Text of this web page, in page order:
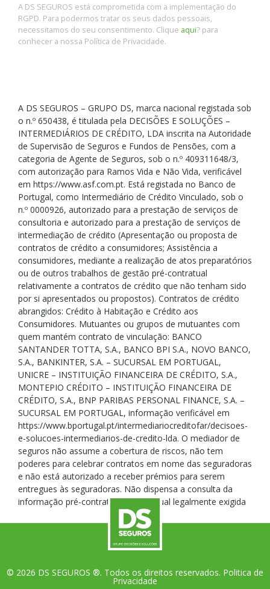
A DS SEGUROS está comprometida com a implementação do
RGPD. Para podermos tratar os seus dados pessoais,
necessitamos do seu consentimento. Clique aqui? para
conhecer a nossa Política de Privacidade.
A DS SEGUROS – GRUPO DS, marca nacional registada sob
o n.º 650438, é titulada pela DECISÕES E SOLUÇÕES –
INTERMEDIÁRIOS DE CRÉDITO, LDA inscrita na Autoridade
de Supervisão de Seguros e Fundos de Pensões, com a
categoria de Agente de Seguros, sob o n.º 409311648/3,
com autorização para Ramos Vida e Não Vida, verificável
em https://www.asf.com.pt. Está registada no Banco de
Portugal, como Intermediário de Crédito Vinculado, sob o
n.º 0000926, autorizado para a prestação de serviços de
consultoria e autorizado para a prestação de serviços de
intermediação de crédito (Apresentação ou proposta de
contratos de crédito a consumidores; Assistência a
consumidores, mediante a realização de atos preparatórios
ou de outros trabalhos de gestão pré-contratual
relativamente a contratos de crédito que não tenham sido
por si apresentados ou propostos). Contratos de crédito
abrangidos: Crédito à Habitação e Crédito aos
Consumidores. Mutuantes ou grupos de mutuantes com
quem mantém contrato de vinculação: BANCO
SANTANDER TOTTA, S.A., BANCO BPI S.A., NOVO BANCO,
S.A., BANKINTER, S.A. – SUCURSAL EM PORTUGAL,
UNICRE – INSTITUIÇÃO FINANCEIRA DE CRÉDITO, S.A.,
MONTEPIO CRÉDITO – INSTITUIÇÃO FINANCEIRA DE
CRÉDITO, S.A., BNP PARIBAS PERSONAL FINANCE, S.A. –
SUCURSAL EM PORTUGAL, informação verificável em
https://www.bportugal.pt/intermediariocreditofar/decisoes-
e-solucoes-intermediarios-de-credito-lda. O mediador de
seguros não assume a cobertura de riscos, não tem
poderes para celebrar contratos em nome das seguradoras
e não está autorizado a receber prémios para serem
entregues às seguradoras. Não dispensa a consulta da
informação pré-contratual e contratual legalmente exigida
© 2026 DS SEGUROS ®. Todos os direitos reservados. Politica de
Privacidade